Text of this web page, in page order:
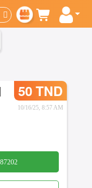
50 TND
10/16/25, 8:57 AM